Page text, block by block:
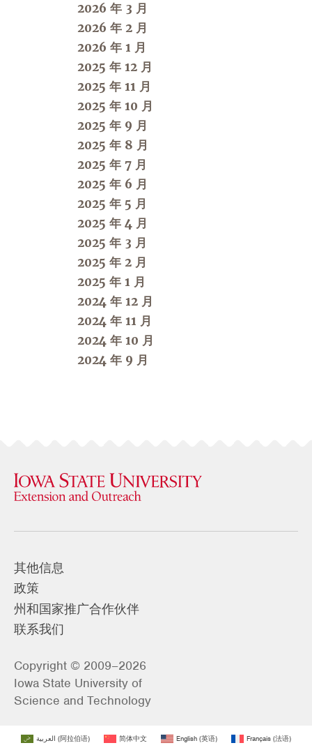
2026 年 3 月
2026 年 2 月
2026 年 1 月
2025 年 12 月
2025 年 11 月
2025 年 10 月
2025 年 9 月
2025 年 8 月
2025 年 7 月
2025 年 6 月
2025 年 5 月
2025 年 4 月
2025 年 3 月
2025 年 2 月
2025 年 1 月
2024 年 12 月
2024 年 11 月
2024 年 10 月
2024 年 9 月
其他信息
政策
州和国家推广合作伙伴
联系我们
Copyright © 2009–2026
Iowa State University of
Science and Technology
العربية (阿拉伯语) 简体中文 English (英语) Français (法语)